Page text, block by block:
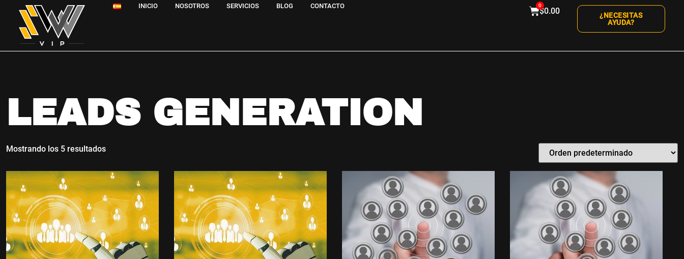
INICIO NOSOTROS SERVICIOS BLOG CONTACTO
$0.00
0
¿NECESITAS
AYUDA?
LEADS GENERATION
Mostrando los 5 resultados